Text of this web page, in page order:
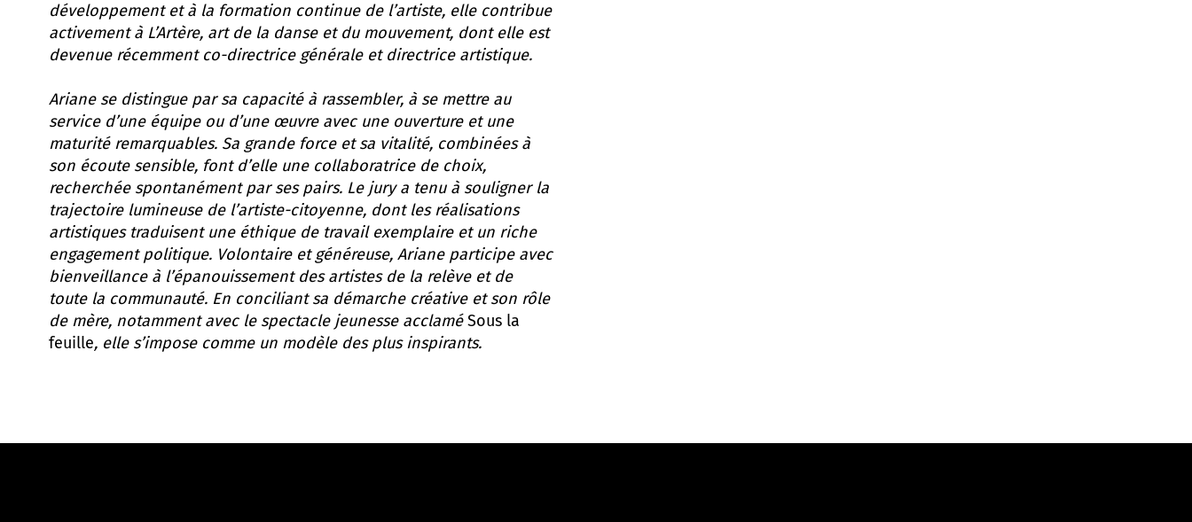
développement et à la formation continue de l’artiste, elle contribue
activement à L’Artère, art de la danse et du mouvement, dont elle est
devenue récemment co-directrice générale et directrice artistique.
Ariane se distingue par sa capacité à rassembler, à se mettre au
service d’une équipe ou d’une œuvre avec une ouverture et une
maturité remarquables. Sa grande force et sa vitalité, combinées à
son écoute sensible, font d’elle une collaboratrice de choix,
recherchée spontanément par ses pairs. Le jury a tenu à souligner la
trajectoire lumineuse de l’artiste-citoyenne, dont les réalisations
artistiques traduisent une éthique de travail exemplaire et un riche
engagement politique. Volontaire et généreuse, Ariane participe avec
bienveillance à l’épanouissement des artistes de la relève et de
toute la communauté. En conciliant sa démarche créative et son rôle
de mère, notamment avec le spectacle jeunesse acclaméSous la
feuille, elle s’impose comme un modèle des plus inspirants.